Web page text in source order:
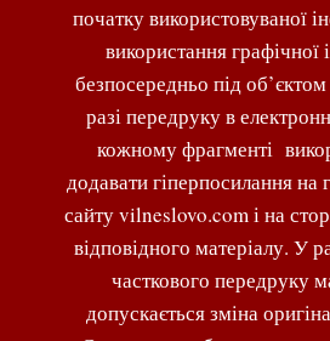
початку використовуваної
використання графічної
безпосередньо під
разі передруку в
кожному фрагменті
додавати гіперпосилання на
сайту vilneslovo.com і на
відповідного матеріалу. У
часткового передруку
допускається зміна